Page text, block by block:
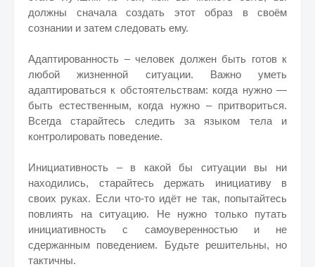
должны сначала создать этот образ в своём
сознании и затем следовать ему.
Адаптированность – человек должен быть готов к
любой жизненной ситуации. Важно уметь
адаптироваться к обстоятельствам: когда нужно —
быть естественным, когда нужно – притвориться.
Всегда старайтесь следить за языком тела и
контролировать поведение.
Инициативность – в какой бы ситуации вы ни
находились, старайтесь держать инициативу в
своих руках. Если что-то идёт не так, попытайтесь
повлиять на ситуацию. Не нужно только путать
инициативность с самоуверенностью и не
сдержанным поведением. Будьте решительны, но
тактичны.